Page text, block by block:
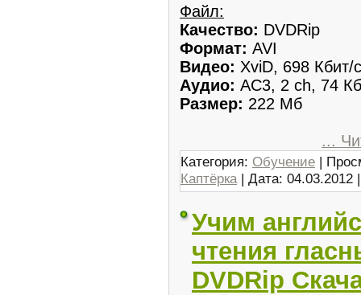
Файл:
Качество: DVDRip
Формат: AVI
Видео: XviD, 698 Кбит/
Аудио: AC3, 2 ch, 74
Размер: 222 Мб
...
Категория: Обучение |
Каптёрка | Дата: 04.03.2012
Учим
чтения
DVDRip